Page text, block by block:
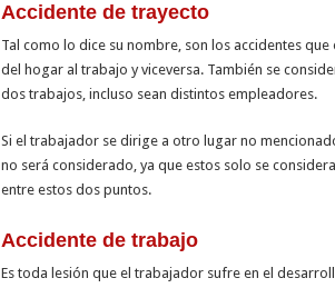
Accidente de trayecto
Tal como lo dice su nombre, son los accidentes
del hogar al trabajo y viceversa. También se
dos trabajos, incluso sean distintos empleadores.
Si el trabajador se dirige a otro lugar no
no será considerado, ya que estos solo se
entre estos dos puntos.
Accidente de trabajo
Es toda lesión que el trabajador sufre en el